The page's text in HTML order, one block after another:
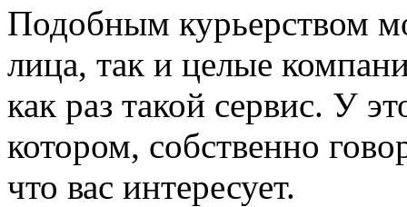
Подобным курьерством
лица, так и целые
как раз такой сервис. У
котором, собственно
что вас интересует.